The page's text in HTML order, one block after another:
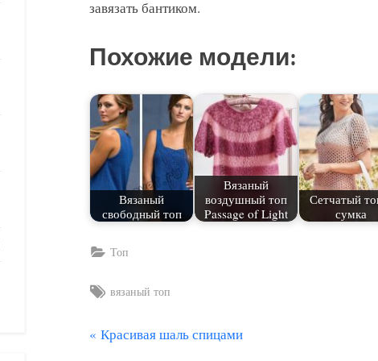
завязать бантиком.
Похожие модели:
Вязаный
свободный топ
Вязаный
воздушный топ
Passage of Light
Сетчатый
сумка
Топ
Tags:
вязаный топ
Навигация
П
Красивая шаль спицами